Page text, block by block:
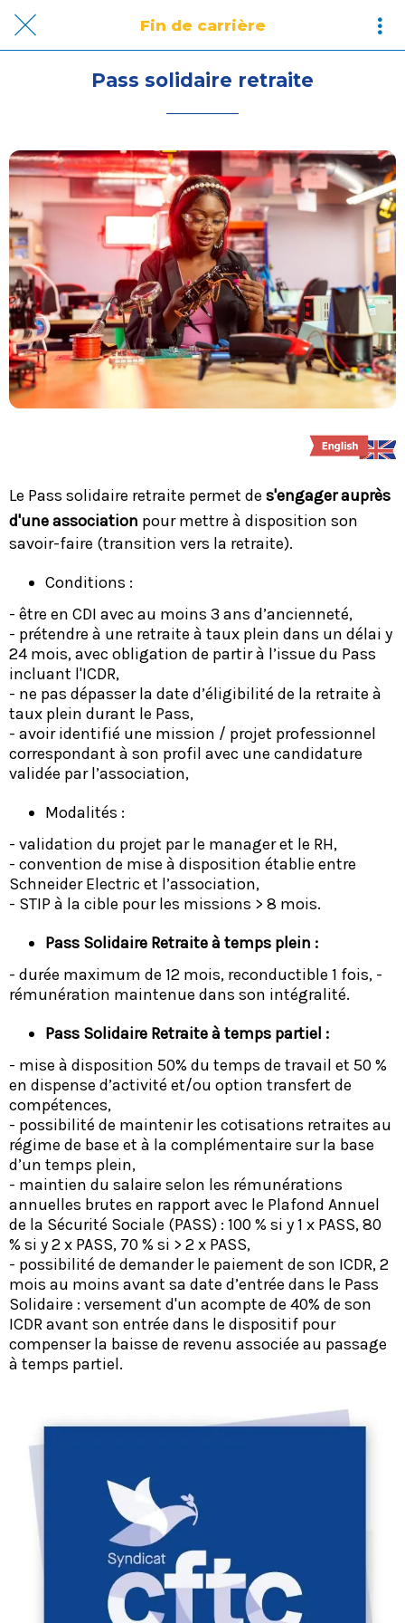
Fin de carrière
Pass solidaire retraite
Le Pass solidaire retraite permet de s'engager auprès
d'une association pour mettre à disposition son
savoir-faire (transition vers la retraite).
Conditions :
- être en CDI avec au moins 3 ans d’ancienneté,
- prétendre à une retraite à taux plein dans un délai y
24 mois, avec obligation de partir à l’issue du Pass
incluant l'ICDR,
- ne pas dépasser la date d’éligibilité de la retraite à
taux plein durant le Pass,
- avoir identifié une mission / projet professionnel
correspondant à son profil avec une candidature
validée par l’association,
Modalités :
- validation du projet par le manager et le RH,
- convention de mise à disposition établie entre
Schneider Electric et l’association,
- STIP à la cible pour les missions > 8 mois.
Pass Solidaire Retraite à temps plein :
- durée maximum de 12 mois, reconductible 1 fois, -
rémunération maintenue dans son intégralité.
Pass Solidaire Retraite à temps partiel :
- mise à disposition 50% du temps de travail et 50 %
en dispense d’activité et/ou option transfert de
compétences,
- possibilité de maintenir les cotisations retraites au
régime de base et à la complémentaire sur la base
d’un temps plein,
- maintien du salaire selon les rémunérations
annuelles brutes en rapport avec le Plafond Annuel
de la Sécurité Sociale (PASS) : 100 % si y 1 x PASS, 80
% si y 2 x PASS, 70 % si > 2 x PASS,
- possibilité de demander le paiement de son ICDR, 2
mois au moins avant sa date d’entrée dans le Pass
Solidaire : versement d'un acompte de 40% de son
ICDR avant son entrée dans le dispositif pour
compenser la baisse de revenu associée au passage
à temps partiel.